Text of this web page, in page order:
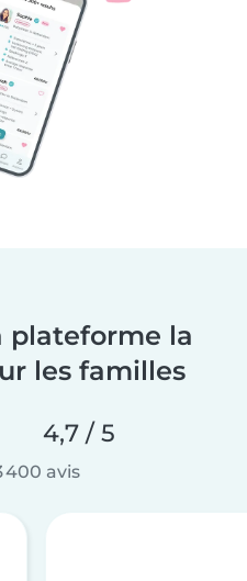
plateforme la
les familles
4,7 / 5
400 avis